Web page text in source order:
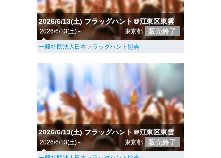
2026/6/13(土) フラッグハント＠江東区東雲
2026/6/13(土)～ 東京都 販売終了
一般社団法人日本フラッグハント協会
2026/6/13(土) フラッグハント＠江東区東雲
2026/6/13(土)～ 東京都 販売終了